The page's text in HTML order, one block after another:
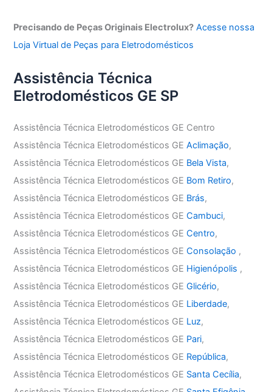
Precisando de Peças Originais Electrolux? Acesse nossa
Loja Virtual de Peças para Eletrodomésticos
Assistência Técnica
Eletrodomésticos GE SP
Assistência Técnica Eletrodomésticos GE Centro
Assistência Técnica Eletrodomésticos GEAclimação,
Assistência Técnica Eletrodomésticos GE Bela Vista,
Assistência Técnica Eletrodomésticos GE Bom Retiro,
Assistência Técnica Eletrodomésticos GE Brás,
Assistência Técnica Eletrodomésticos GECambuci,
Assistência Técnica Eletrodomésticos GECentro,
Assistência Técnica Eletrodomésticos GEConsolação ,
Assistência Técnica Eletrodomésticos GE Higienópolis ,
Assistência Técnica Eletrodomésticos GEGlicério,
Assistência Técnica Eletrodomésticos GE Liberdade,
Assistência Técnica Eletrodomésticos GE Luz,
Assistência Técnica Eletrodomésticos GE Pari,
Assistência Técnica Eletrodomésticos GE República,
Assistência Técnica Eletrodomésticos GE Santa Cecília,